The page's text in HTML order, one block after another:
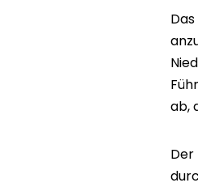
ab,
Der